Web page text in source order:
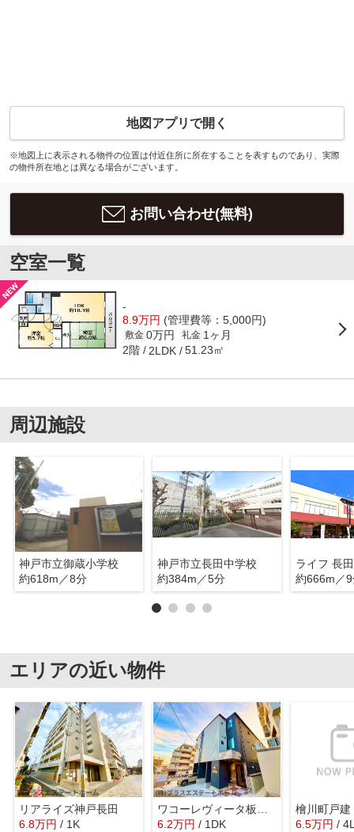
地図アプリで開く
※地図上に表示される物件の位置は付近住所に所在することを表すものであり、実際
の物件所在地とは異なる場合がございます。
お問い合わせ(無料)
空室一覧
-
8.9万円 (管理費等：5,000円)
敷金 0万円 礼金 1ヶ月
2階 2LDK 51.23㎡
周辺施設
神戸市立御蔵小学校
約618m／8分
神戸市立長田中学校
約384m／5分
ライフ 長
約666m／
エリアの近い物件
リアライズ神戸長田
6.8万円 / 1K
ワコーレヴィータ板宿EAST
6.2万円 / 1DK
檜川町戸建
6.5万円 /